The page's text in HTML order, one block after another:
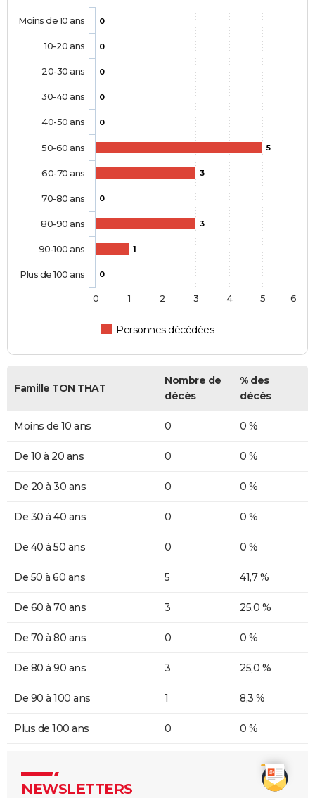
0
0
0
0
0
5
3
0
3
1
0
Personnes décédées
Moins de 10 ans
10-20 ans
20-30 ans
30-40 ans
40-50 ans
50-60 ans
60-70 ans
70-80 ans
80-90 ans
90-100 ans
Plus de 100 ans
0 1 2 3 4 5 6
Famille TON THAT
Nombre de
décès
% des
décès
Moins de 10 ans 0 0 %
De 10 à 20 ans 0 0 %
De 20 à 30 ans 0 0 %
De 30 à 40 ans 0 0 %
De 40 à 50 ans 0 0 %
De 50 à 60 ans 5 41,7 %
De 60 à 70 ans 3 25,0 %
De 70 à 80 ans 0 0 %
De 80 à 90 ans 3 25,0 %
De 90 à 100 ans 1 8,3 %
Plus de 100 ans 0 0 %
NEWSLETTERS